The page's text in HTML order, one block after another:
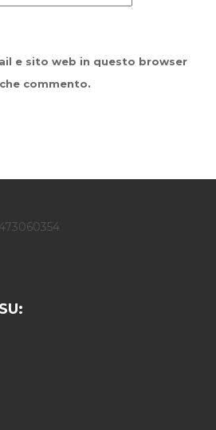
e sito web in questo browser
commento.